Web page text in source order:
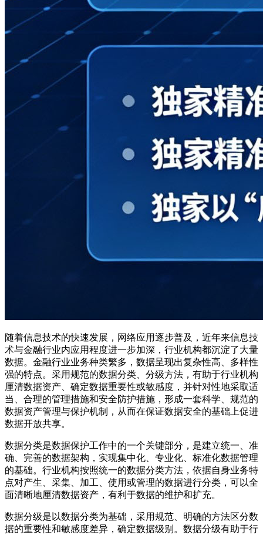
随着信息技术的快速发展，网络应用逐步普及，近年来信息技
术与金融行业内应用程度进一步加深，行业机构都沉淀了大量
数据。金融行业业务种类繁多，数据呈现出复杂性高、多样性
强的特点。采用规范的数据分类、分级方法，有助于行业机构
厘清数据资产、确定数据重要性或敏感度，并针对性地采取适
当、合理的管理措施和安全防护措施，形成一套科学、规范的
数据资产管理与保护机制，从而在保证数据安全的基础上促进
数据开放共享。
数据分类是数据保护工作中的一个关键部分，是建立统一、准
确、完善的数据架构，实现集中化、专业化、标准化数据管理
的基础。行业机构按照统一的数据分类方法，依据自身业务特
点对产生、采集、加工、使用或管理的数据进行分类，可以全
面清晰地厘清数据资产，有利于数据的维护和扩充。
数据分级是以数据分类为基础，采用规范、明确的方法区分数
据的重要性和敏感度差异，确定数据级别。数据分级有助于行